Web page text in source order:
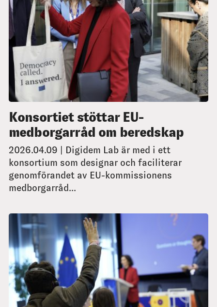
Konsortiet stöttar EU-
medborgarråd om beredskap
2026.04.09 | Digidem Lab är med i ett
konsortium som designar och faciliterar
genomförandet av EU-kommissionens
medborgarråd...